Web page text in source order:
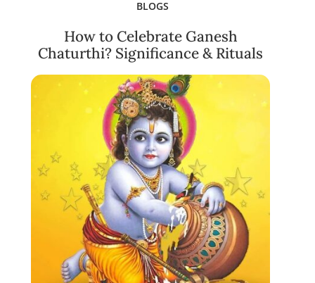
BLOGS
How to Celebrate Ganesh
Chaturthi? Significance & Rituals